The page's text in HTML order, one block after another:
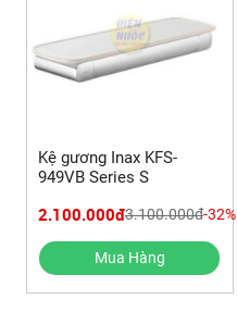
Kệ gương Inax KFS-
949VB Series S
2.100.000đ3.100.000đ-32%
Mua Hàng